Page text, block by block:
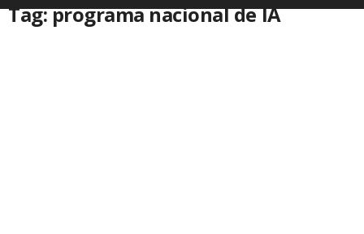
Tag: programa nacional de IA